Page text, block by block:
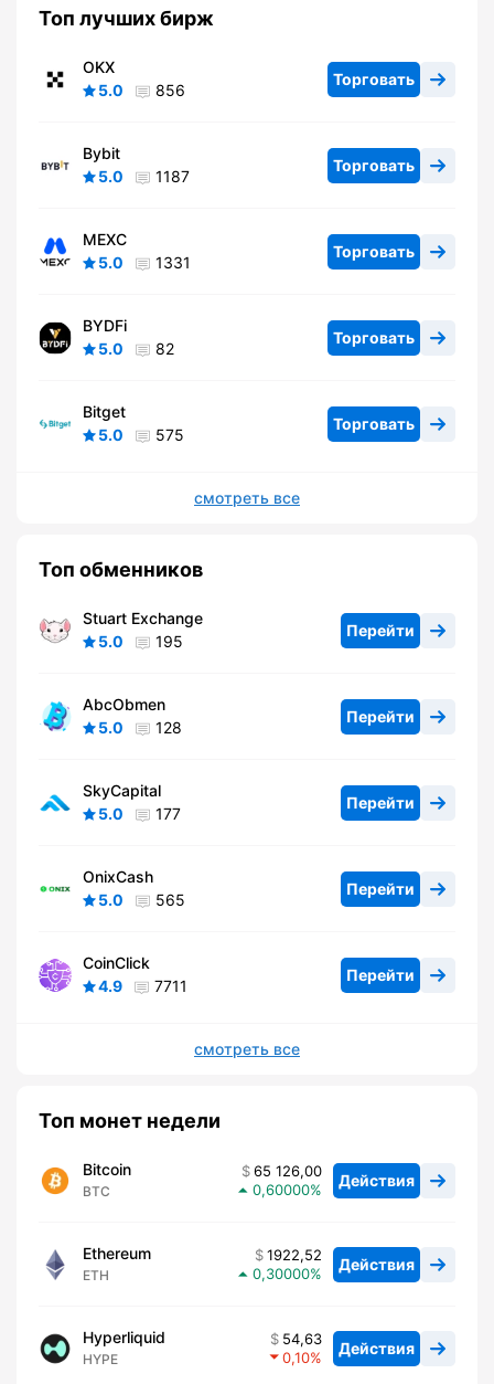
Топ лучших бирж
OKX
5.0
856
Торговать
Bybit
5.0
1187
Торговать
MEXC
5.0
1331
Торговать
BYDFi
5.0
82
Торговать
Bitget
5.0
575
Торговать
смотреть все
Топ обменников
Stuart Exchange
5.0
195
Перейти
AbcObmen
5.0
128
Перейти
SkyCapital
5.0
177
Перейти
OnixCash
5.0
565
Перейти
CoinClick
4.9
7711
Перейти
смотреть все
Топ монет недели
Bitcoin
BTC
65 126,00
0,60000
Действия
Ethereum
ETH
1922,52
0,30000
Действия
Hyperliquid
HYPE
54,63
0,10
Действия